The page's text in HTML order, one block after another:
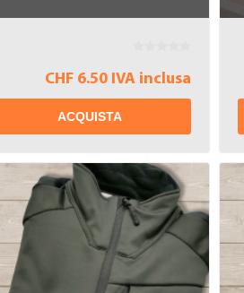
CHF 6.50 IVA inclusa
ACQUISTA